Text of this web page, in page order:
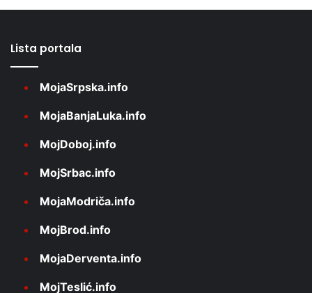
Lista portala
MojaSrpska.info
MojaBanjaLuka.info
MojDoboj.info
MojSrbac.info
MojaModriča.info
MojBrod.info
MojaDerventa.info
MojTeslić.info